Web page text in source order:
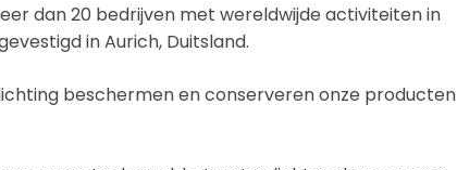
dan 20 bedrijven met wereldwijde activiteiten in
in Aurich, Duitsland.
beschermen en conserveren onze producten